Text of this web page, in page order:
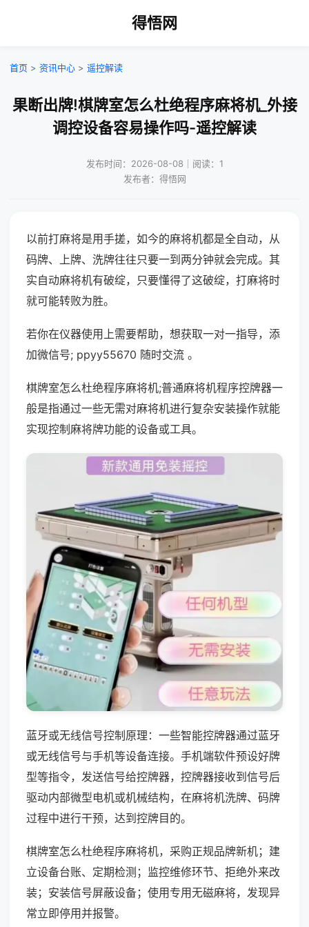
得悟网
首页 > 资讯中心 > 遥控解读
果断出牌!棋牌室怎么杜绝程序麻将机_外接
调控设备容易操作吗-遥控解读
发布时间：2026-08-08｜阅读：1
发布者：得悟网
以前打麻将是用手搓，如今的麻将机都是全自动，从
码牌、上牌、洗牌往往只要一到两分钟就会完成。其
实自动麻将机有破绽，只要懂得了这破绽，打麻将时
就可能转败为胜。
若你在仪器使用上需要帮助，想获取一对一指导，添
加微信号; ppyy55670 随时交流 。
棋牌室怎么杜绝程序麻将机;普通麻将机程序控牌器一
般是指通过一些无需对麻将机进行复杂安装操作就能
实现控制麻将牌功能的设备或工具。
蓝牙或无线信号控制原理：一些智能控牌器通过蓝牙
或无线信号与手机等设备连接。手机端软件预设好牌
型等指令，发送信号给控牌器，控牌器接收到信号后
驱动内部微型电机或机械结构，在麻将机洗牌、码牌
过程中进行干预，达到控牌目的。
棋牌室怎么杜绝程序麻将机，采购正规品牌新机；建
立设备台账、定期检测；监控维修环节、拒绝外来改
装；安装信号屏蔽设备；使用专用无磁麻将，发现异
常立即停用并报警。